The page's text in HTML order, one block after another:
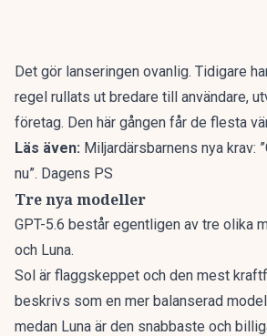
Det gör lanseringen ovanlig. Tidigare
regel rullats ut bredare till användare,
företag. Den här gången får de flesta
Läs även: Miljardärsbarnens nya krav:
nu”. Dagens PS
Tre nya modeller
GPT-5.6 består egentligen av tre olika
och Luna.
Sol är flaggskeppet och den mest
beskrivs som en mer balanserad
medan Luna är den snabbaste och